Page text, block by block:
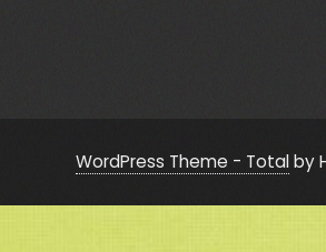
WordPress Theme - Totalby